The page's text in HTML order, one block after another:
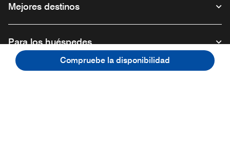
Compruebe la disponibilidad
Mejores destinos
Para los huéspedes